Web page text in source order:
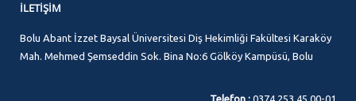
İLETIŞIM
Bolu Abant İzzet Baysal Üniversitesi Diş Hekimliği Fakültesi Karaköy
Mah. Mehmed Şemseddin Sok. Bina No:6 Gölköy Kampüsü, Bolu
Telefon : 0374 253 45 00-01